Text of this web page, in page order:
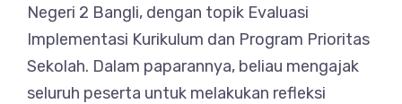
Negeri 2 Bangli, dengan topik Evaluasi
Implementasi Kurikulum dan Program Prioritas
Sekolah. Dalam paparannya, beliau mengajak
seluruh peserta untuk melakukan refleksi